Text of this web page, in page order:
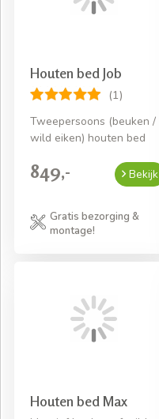
Houten bed Job
(1)
Tweepersoons (beuken /
wild eiken) houten bed
849,- Bekijk
Gratis bezorging &
montage!
Houten bed Max